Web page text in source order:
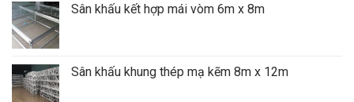
Sân khấu kết hợp mái vòm 6m x 8m
Sân khấu khung thép mạ kẽm 8m x 12m